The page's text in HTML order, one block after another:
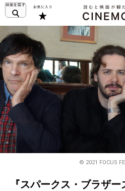
© 2021 FOCUS
『スパークス・ブラザ